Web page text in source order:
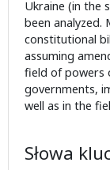
Ukraine (in the
been analyzed.
constitutional
assuming
field of powers
governments,
well as in the
Słowa